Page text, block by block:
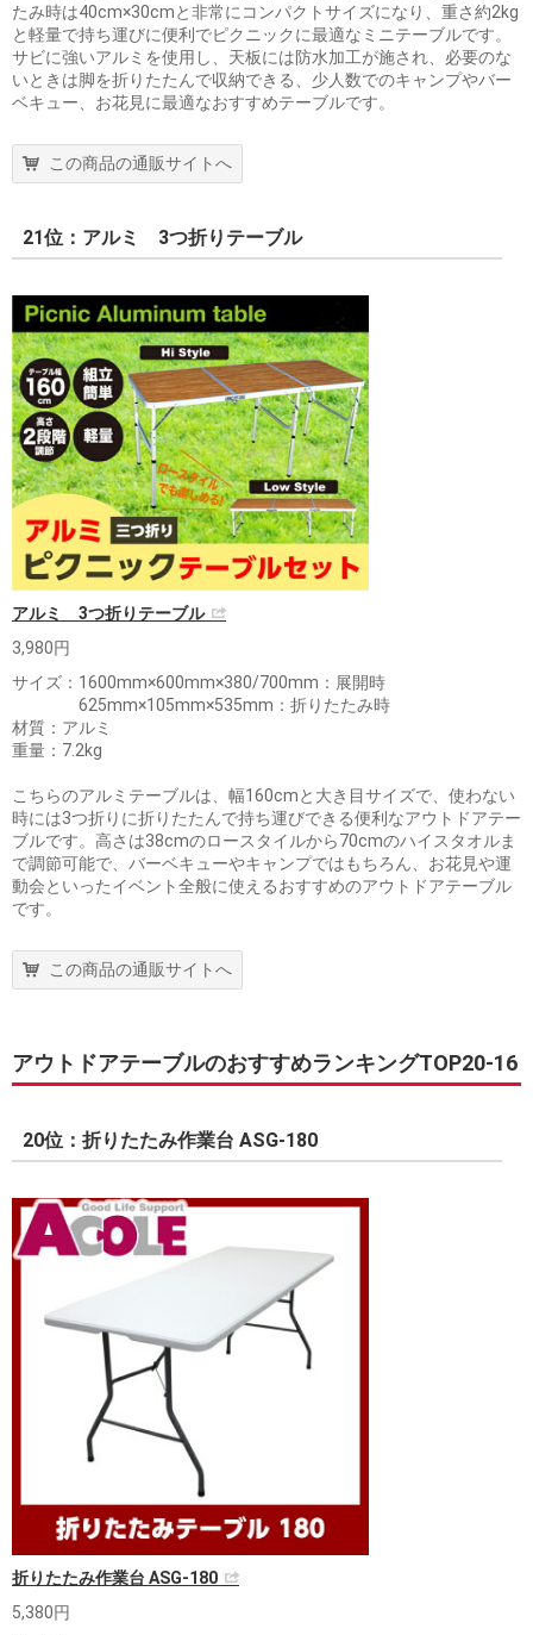
たみ時は40cm×30cmと非常にコンパクトサイズになり、重さ約2kg
と軽量で持ち運びに便利でピクニックに最適なミニテーブルです。
サビに強いアルミを使用し、天板には防水加工が施され、必要のな
いときは脚を折りたたんで収納できる、少人数でのキャンプやバー
ベキュー、お花見に最適なおすすめテーブルです。
この商品の通販サイトへ
21位：アルミ 3つ折りテーブル
アルミ 3つ折りテーブル
3,980円
サイズ：1600mm×600mm×380/700mm：展開時
625mm×105mm×535mm：折りたたみ時
材質：アルミ
重量：7.2kg
こちらのアルミテーブルは、幅160cmと大き目サイズで、使わない
時には3つ折りに折りたたんで持ち運びできる便利なアウトドアテー
ブルです。高さは38cmのロースタイルから70cmのハイスタオルま
で調節可能で、バーベキューやキャンプではもちろん、お花見や運
動会といったイベント全般に使えるおすすめのアウトドアテーブル
です。
この商品の通販サイトへ
アウトドアテーブルのおすすめランキングTOP20-16
20位：折りたたみ作業台 ASG-180
折りたたみ作業台 ASG-180
5,380円